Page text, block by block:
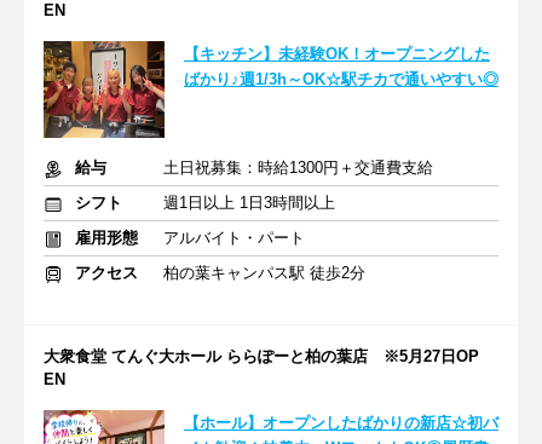
EN
【キッチン】未経験OK！オープニングした
ばかり♪週1/3h～OK☆駅チカで通いやすい◎
給与
土日祝募集：時給1300円＋交通費支給
シフト
週1日以上 1日3時間以上
雇用形態
アルバイト・パート
アクセス
柏の葉キャンパス駅 徒歩2分
大衆食堂 てんぐ大ホール ららぽーと柏の葉店 ※5月27日OP
EN
【ホール】オープンしたばかりの新店☆初バ